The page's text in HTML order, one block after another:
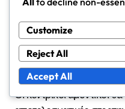
Ποιες
πρέπει να
κεντρικοί
Οι κεντρικοί αμυντικοί
Customize
Reject All
Accept All